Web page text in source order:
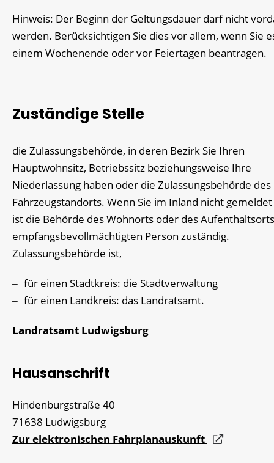
Hinweis: Der Beginn der Geltungsdauer darf nicht
werden. Berücksichtigen Sie dies vor allem, wenn Sie
einem Wochenende oder vor Feiertagen beantragen.
Zuständige Stelle
die Zulassungsbehörde, in deren Bezirk Sie Ihren
Hauptwohnsitz, Betriebssitz beziehungsweise Ihre
Niederlassung haben oder die Zulassungsbehörde des
Fahrzeugstandorts. Wenn Sie im Inland nicht
ist die Behörde des Wohnorts oder des
empfangsbevollmächtigten Person zuständig.
Zulassungsbehörde ist,
für einen Stadtkreis: die Stadtverwaltung
für einen Landkreis: das Landratsamt.
Landratsamt Ludwigsburg
Hausanschrift
Hindenburgstraße 40
71638 Ludwigsburg
Zur elektronischen Fahrplanauskunft